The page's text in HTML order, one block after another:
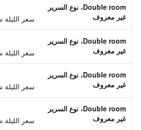
Double room، نوع السرير
غير معروف
سعر الليلة
Double room، نوع السرير
غير معروف
سعر الليلة
Double room، نوع السرير
غير معروف
سعر الليلة
Double room، نوع السرير
غير معروف
سعر الليلة